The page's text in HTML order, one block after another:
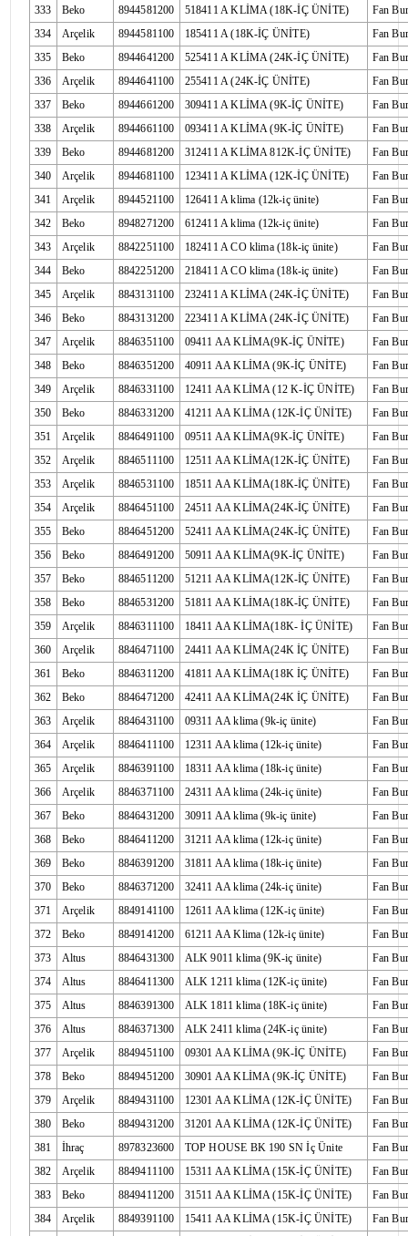
333
Beko 8944581200 518411 A KLİMA (18K-İÇ ÜNİTE)
Fan
334
Arçelik 8944581100 185411 A (18K-İÇ ÜNİTE)
Fan
335
Beko 8944641200 525411 A KLİMA (24K-İÇ ÜNİTE)
Fan
336
Arçelik 8944641100 255411 A (24K-İÇ ÜNİTE)
Fan
337
Beko 8944661200 309411 A KLİMA (9K-İÇ ÜNİTE)
Fan
338
Arçelik 8944661100 093411 A KLİMA (9K-İÇ ÜNİTE)
Fan
339
Beko 8944681200 312411 A KLİMA 812K-İÇ ÜNİTE)
Fan
340
Arçelik 8944681100 123411 A KLİMA (12K-İÇ ÜNİTE)
Fan
341
Arçelik 8944521100 126411 A klima (12k-iç ünite)
Fan
342
Beko 8948271200 612411 A klima (12k-iç ünite)
Fan
343
Arçelik 8842251100 182411 A CO klima (18k-iç ünite)
Fan
344
Beko 8842251200 218411 A CO klima (18k-iç ünite)
Fan
345
Arçelik 8843131100 232411 A KLİMA (24K-İÇ ÜNİTE)
Fan
346
Beko 8843131200 223411 A KLİMA (24K-İÇ ÜNİTE)
Fan
347
Arçelik 8846351100 09411 AA KLİMA(9K-İÇ ÜNİTE)
Fan
348
Beko 8846351200 40911 AA KLİMA (9K-İÇ ÜNİTE)
Fan
349
Arçelik 8846331100 12411 AA KLİMA (12 K-İÇ ÜNİTE)
Fan
350
Beko 8846331200 41211 AA KLİMA (12K-İÇ ÜNİTE)
Fan
351
Arçelik 8846491100 09511 AA KLİMA(9K-İÇ ÜNİTE)
Fan
352
Arçelik 8846511100 12511 AA KLİMA(12K-İÇ ÜNİTE)
Fan
353
Arçelik 8846531100 18511 AA KLİMA(18K-İÇ ÜNİTE)
Fan
354
Arçelik 8846451100 24511 AA KLİMA(24K-İÇ ÜNİTE)
Fan
355
Beko 8846451200 52411 AA KLİMA(24K-İÇ ÜNİTE)
Fan
356
Beko 8846491200 50911 AA KLİMA(9K-İÇ ÜNİTE)
Fan
357
Beko 8846511200 51211 AA KLİMA(12K-İÇ ÜNİTE)
Fan
358
Beko 8846531200 51811 AA KLİMA(18K-İÇ ÜNİTE)
Fan
359
Arçelik 8846311100 18411 AA KLİMA(18K- İÇ ÜNİTE)
Fan
360
Arçelik 8846471100 24411 AA KLİMA(24K İÇ ÜNİTE)
Fan
361
Beko 8846311200 41811 AA KLİMA(18K İÇ ÜNİTE)
Fan
362
Beko 8846471200 42411 AA KLİMA(24K İÇ ÜNİTE)
Fan
363
Arçelik 8846431100 09311 AA klima (9k-iç ünite)
Fan
364
Arçelik 8846411100 12311 AA klima (12k-iç ünite)
Fan
365
Arçelik 8846391100 18311 AA klima (18k-iç ünite)
Fan
366
Arçelik 8846371100 24311 AA klima (24k-iç ünite)
Fan
367
Beko 8846431200 30911 AA klima (9k-iç ünite)
Fan
368
Beko 8846411200 31211 AA klima (12k-iç ünite)
Fan
369
Beko 8846391200 31811 AA klima (18k-iç ünite)
Fan
370
Beko 8846371200 32411 AA klima (24k-iç ünite)
Fan
371
Arçelik 8849141100 12611 AA klima (12K-iç ünite)
Fan
372
Beko 8849141200 61211 AA Klima (12k-iç ünite)
Fan
373
Altus 8846431300 ALK 9011 klima (9K-iç ünite)
Fan
374
Altus 8846411300 ALK 1211 klima (12K-iç ünite)
Fan
375
Altus 8846391300 ALK 1811 klima (18K-iç ünite)
Fan
376
Altus 8846371300 ALK 2411 klima (24K-iç ünite)
Fan
377
Arçelik 8849451100 09301 AA KLİMA (9K-İÇ ÜNİTE)
Fan
378
Beko 8849451200 30901 AA KLİMA (9K-İÇ ÜNİTE)
Fan
379
Arçelik 8849431100 12301 AA KLİMA (12K-İÇ ÜNİTE)
Fan
380
Beko 8849431200 31201 AA KLİMA (12K-İÇ ÜNİTE)
Fan
381
İhraç 8978323600 TOP HOUSE BK 190 SN İç Ünite
Fan
382
Arçelik 8849411100 15311 AA KLİMA (15K-İÇ ÜNİTE)
Fan
383
Beko 8849411200 31511 AA KLİMA (15K-İÇ ÜNİTE)
Fan
384
Arçelik 8849391100 15411 AA KLİMA (15K-İÇ ÜNİTE) Fan